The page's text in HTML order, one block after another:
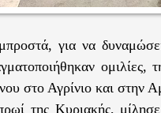
για να δυναμώσει
στο Αγρίνιο και στην
της Κυριακής,